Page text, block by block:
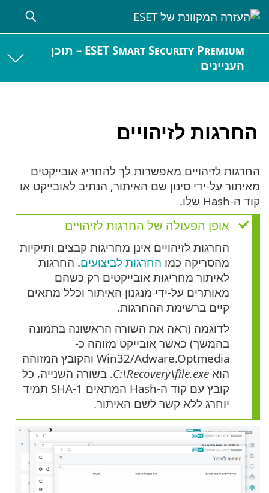
ESET Smart Security Premium – תוכן
העניינים
החרגות לזיהויים
החרגות לזיהויים מאפשרות לך להחריג אובייקטים
מאיתור על-ידי סינון שם האיתור, הנתיב לאובייקט או
קוד ה-Hash שלו.
אופן הפעולה של החרגות לזיהויים
החרגות לזיהויים אינן מחריגות קבצים ותיקיות
מהסריקה כמו החרגות לביצועים. החרגות
לאיתור מחריגות אובייקטים רק כשהם
מאותרים על-ידי מנגנון האיתור וכלל מתאים
קיים ברשימת ההחרגות.
לדוגמה (ראה את השורה הראשונה בתמונה
בהמשך) כאשר אובייקט מזוהה כ-
Win32/Adware.Optmedia והקובץ המזוהה
הוא C:\Recovery\file.exe. בשורה השנייה, כל
קובץ עם קוד ה-Hash המתאים SHA-1 תמיד
יוחרג ללא קשר לשם האיתור.